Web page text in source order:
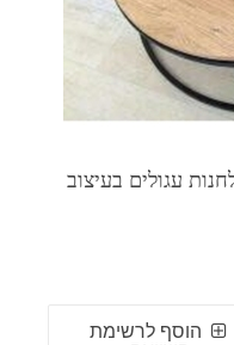
עגולים בעיצוב
הוסף לרשימת